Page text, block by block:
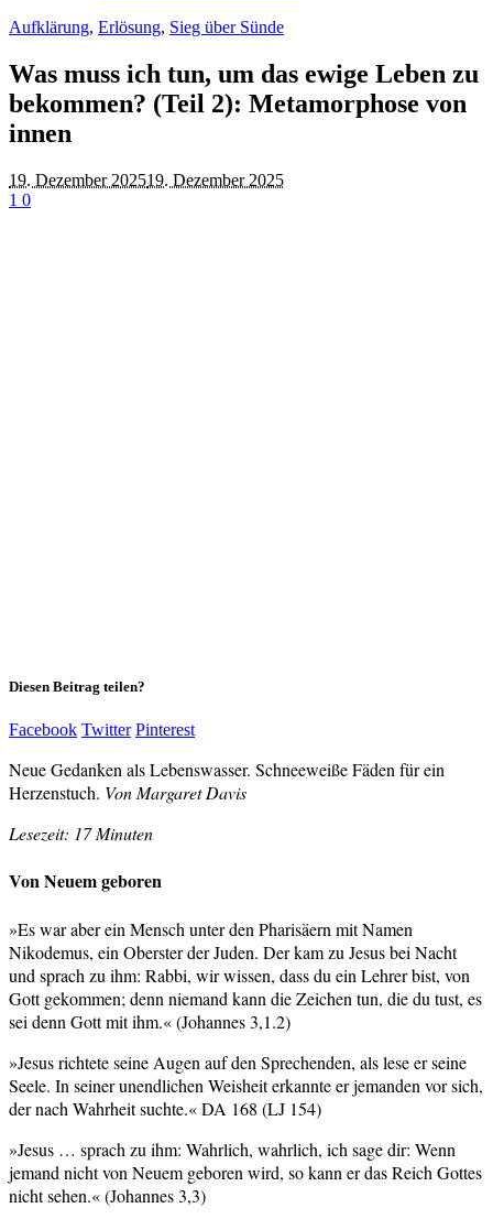
Aufklärung, Erlösung, Sieg über Sünde
Was muss ich tun, um das ewige Leben zu
bekommen? (Teil 2): Metamorphose von
innen
19. Dezember 202519. Dezember 2025
1 0
Diesen Beitrag teilen?
Facebook Twitter Pinterest
Neue Gedanken als Lebenswasser. Schneeweiße Fäden für ein
Herzenstuch. Von Margaret Davis
Lesezeit: 17 Minuten
Von Neuem geboren
»Es war aber ein Mensch unter den Pharisäern mit Namen
Nikodemus, ein Oberster der Juden. Der kam zu Jesus bei Nacht
und sprach zu ihm: Rabbi, wir wissen, dass du ein Lehrer bist, von
Gott gekommen; denn niemand kann die Zeichen tun, die du tust, es
sei denn Gott mit ihm.« (Johannes 3,1.2)
»Jesus richtete seine Augen auf den Sprechenden, als lese er seine
Seele. In seiner unendlichen Weisheit erkannte er jemanden vor sich,
der nach Wahrheit suchte.« DA 168 (LJ 154)
»Jesus … sprach zu ihm: Wahrlich, wahrlich, ich sage dir: Wenn
jemand nicht von Neuem geboren wird, so kann er das Reich Gottes
nicht sehen.« (Johannes 3,3)